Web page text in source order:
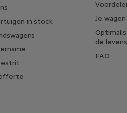
in stock
Je
de
FAQ